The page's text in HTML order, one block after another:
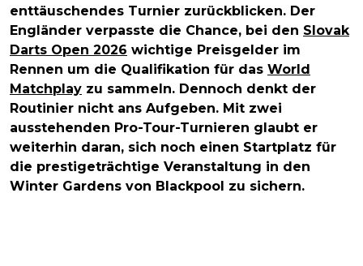
enttäuschendes Turnier zurückblicken. Der
Engländer verpasste die Chance, bei den Slovak
Darts Open 2026 wichtige Preisgelder im
Rennen um die Qualifikation für das World
Matchplay zu sammeln. Dennoch denkt der
Routinier nicht ans Aufgeben. Mit zwei
ausstehenden Pro-Tour-Turnieren glaubt er
weiterhin daran, sich noch einen Startplatz für
die prestigeträchtige Veranstaltung in den
Winter Gardens von Blackpool zu sichern.